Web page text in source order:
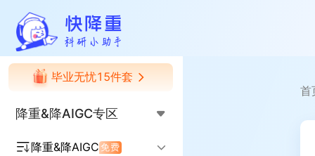
快降重
毕业无忧15件套
降重&降AIGC专区
降重&降AIGC免费
首